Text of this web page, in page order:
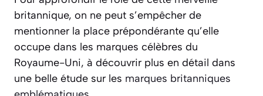
britannique, on ne peut s’empêcher de
mentionner la place prépondérante qu’elle
occupe dans les marques célèbres du
Royaume-Uni, à découvrir plus en détail dans
une belle étude sur les marques britanniques